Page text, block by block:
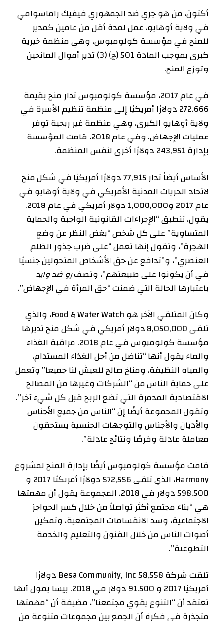
أكتون، من هوجريضد الجمهوري فيفيك راماسوامي
في ولاية أوهايو، عمل لمدة أقل من عامين كمدير
للمنح في مؤسسة كولومبوس، وهي منظمة خيرية
كبرى بموجب المادة 501 (ج) (3) تدير أموال المانحين
وتوزع المنح.
في عام 2017، مؤسسة كولومبوس
تدارمنح بقيمة
272.666 دولارًا أمريكيًا إلى منظمة تنظيم الأسرة في
ولاية أوهايو الكبرى، وهي منظمة غير ربحية توفر
عمليات الإجهاض. وفي عام 2018، قامت المؤسسة
بإدارة 243,951 دولارًا أخرى لنفس المنظمة.
الأساس أيضاًتدار
77,915 دولارًا أمريكيًا في شكل منح
لاتحاد الحريات المدنية الأمريكي في ولاية أوهايو في
عام 2017 و1,000,000 دولار أمريكي في عام 2018.
يقول، تنطبق “الإجراءات القانونية الواجبة والحماية
المتساوية” على كل شخص “بغض النظر عن وضع
الهجرة”، وتقول إنها تعمل “على ضرب جذور الظلم
العنصري”، و”تدافع عن حق الأشخاص المتحولين جنسيًا
في أن يكونوا على طبيعتهم”، وتصفرو ضد وايد
باعتبارها الحالة التي ضمنت “حق المرأة في الإجهاض”.
وكان المتلقي الآخر هو Food & Water Watch، والذي
تلقى
8,050,000 دولار أمريكي في شكل منح تديرها
مؤسسة كولومبوس في عام 2018. مراقبة الغذاء
والماءيقولأنها “تناضل من أجل الغذاء المستدام،
والمياه النظيفة، ومناخ صالح للعيش لنا جميعا” وتعمل
على حماية الناس من “الشركات وغيرها من المصالح
الاقتصادية المدمرة التي تضع الربح قبل كل شيء آخر”.
وتقول المجموعة أيضًا إن “الناس من جميع الأجناس
والأديان والأجناس والتوجهات الجنسية يستحقون
معاملة عادلة وفرصًا ونتائج عادلة”.
قامت مؤسسة كولومبوس أيضًا بإدارة المنح لمشروع
Harmony، الذي تلقى
572,556 دولارًا أمريكيًا 2017و
598.500 دولار في
2018. المجموعةيقولأن مهمتها
هي “بناء مجتمع أكثر تواصلاً من خلال كسر الحواجز
الاجتماعية، وسد الانقسامات المجتمعية، وتمكين
أصوات الناس من خلال الفنون والتعليم والخدمة
التطوعية”.
تلقت شركة Besa Community, Inc
58,558 دولارًا
أمريكيًا2017و91.500 دولار في 2018. بيسايقولأنها
تعتقد أن “التنوع يقوي مجتمعنا”، مضيفة أن “مهمتها
متجذرة في فكرة أن الجمع بين مجموعات متنوعة من